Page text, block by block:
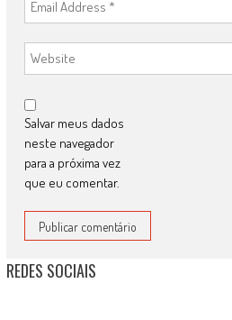
Salvar meus dados
neste navegador
para a próxima vez
que eu comentar.
REDES SOCIAIS